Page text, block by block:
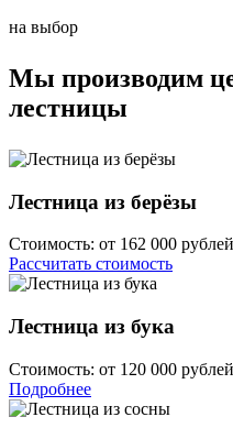
на выбор
Мы производим
лестницы
Лестница из берёзы
Стоимость: от 162 000 рублей
Рассчитать стоимость
Лестница из бука
Стоимость: от 120 000 рублей
Подробнее